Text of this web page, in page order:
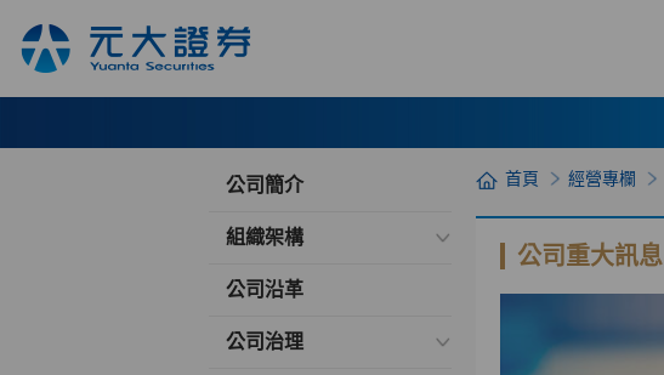
公司簡介
組織架構
公司沿革
公司治理
首頁 經營專欄
公司重大訊息